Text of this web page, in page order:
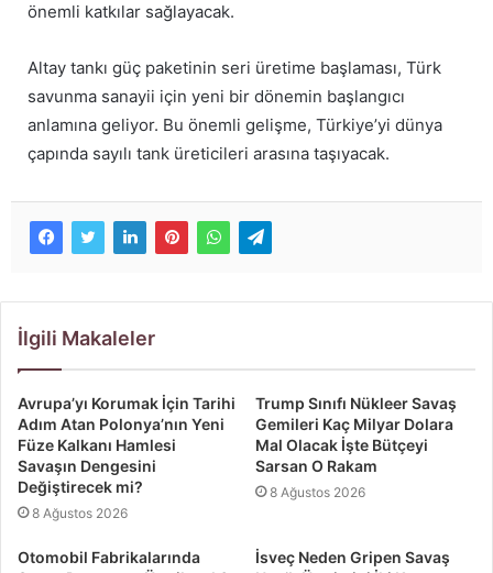
önemli katkılar sağlayacak.
Altay tankı güç paketinin seri üretime başlaması, Türk
savunma sanayii için yeni bir dönemin başlangıcı
anlamına geliyor. Bu önemli gelişme, Türkiye’yi dünya
çapında sayılı tank üreticileri arasına taşıyacak.
İlgili Makaleler
Avrupa’yı Korumak İçin Tarihi
Adım Atan Polonya’nın Yeni
Füze Kalkanı Hamlesi
Savaşın Dengesini
Değiştirecek mi?
8 Ağustos 2026
Trump Sınıfı Nükleer Savaş
Gemileri Kaç Milyar Dolara
Mal Olacak İşte Bütçeyi
Sarsan O Rakam
8 Ağustos 2026
Otomobil Fabrikalarında
İsveç Neden Gripen Savaş